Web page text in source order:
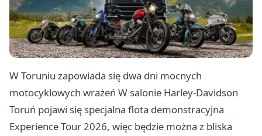
W Toruniu zapowiada się dwa dni mocnych
motocyklowych wrażeń W salonie Harley-Davidson
Toruń pojawi się specjalna flota demonstracyjna
Experience Tour 2026, więc będzie można z bliska